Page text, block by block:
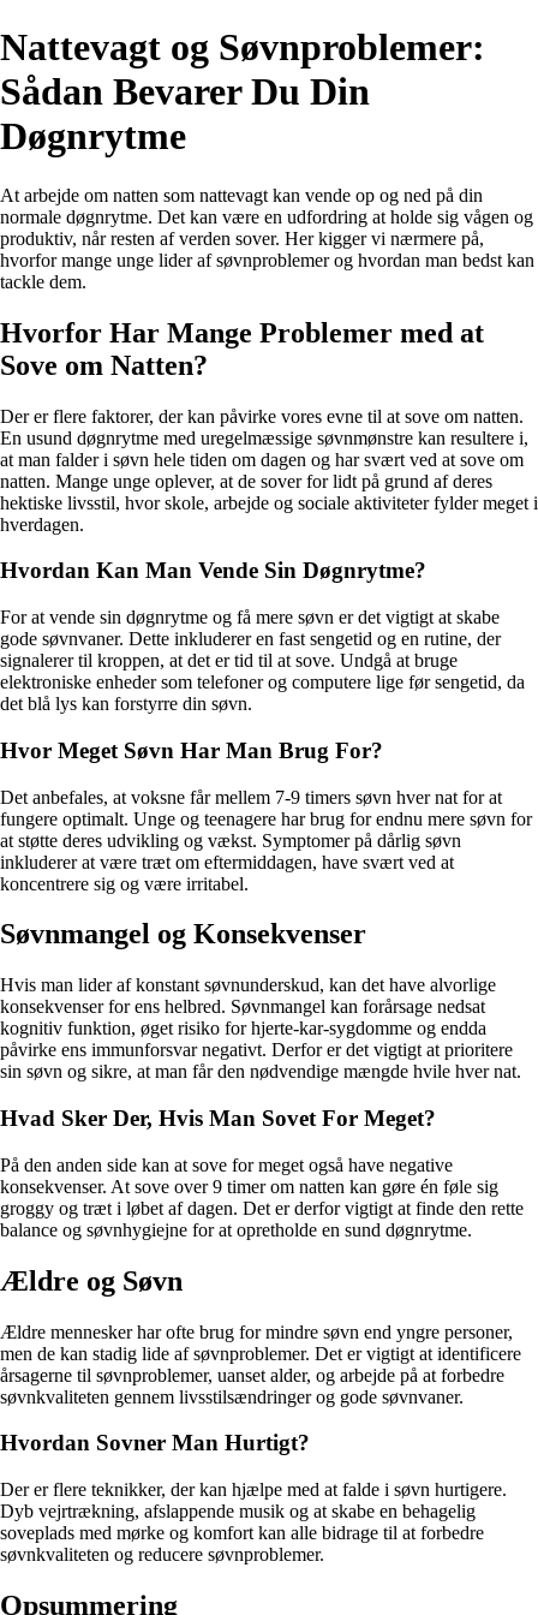
Nattevagt og Søvnproblemer:
Sådan Bevarer Du Din
Døgnrytme
At arbejde om natten som nattevagt kan vende op og ned på din
normale døgnrytme. Det kan være en udfordring at holde sig vågen og
produktiv, når resten af verden sover. Her kigger vi nærmere på,
hvorfor mange unge lider af søvnproblemer og hvordan man bedst kan
tackle dem.
Hvorfor Har Mange Problemer med at
Sove om Natten?
Der er flere faktorer, der kan påvirke vores evne til at sove om natten.
En usund døgnrytme med uregelmæssige søvnmønstre kan resultere i,
at man falder i søvn hele tiden om dagen og har svært ved at sove om
natten. Mange unge oplever, at de sover for lidt på grund af deres
hektiske livsstil, hvor skole, arbejde og sociale aktiviteter fylder meget i
hverdagen.
Hvordan Kan Man Vende Sin Døgnrytme?
For at vende sin døgnrytme og få mere søvn er det vigtigt at skabe
gode søvnvaner. Dette inkluderer en fast sengetid og en rutine, der
signalerer til kroppen, at det er tid til at sove. Undgå at bruge
elektroniske enheder som telefoner og computere lige før sengetid, da
det blå lys kan forstyrre din søvn.
Hvor Meget Søvn Har Man Brug For?
Det anbefales, at voksne får mellem 7-9 timers søvn hver nat for at
fungere optimalt. Unge og teenagere har brug for endnu mere søvn for
at støtte deres udvikling og vækst. Symptomer på dårlig søvn
inkluderer at være træt om eftermiddagen, have svært ved at
koncentrere sig og være irritabel.
Søvnmangel og Konsekvenser
Hvis man lider af konstant søvnunderskud, kan det have alvorlige
konsekvenser for ens helbred. Søvnmangel kan forårsage nedsat
kognitiv funktion, øget risiko for hjerte-kar-sygdomme og endda
påvirke ens immunforsvar negativt. Derfor er det vigtigt at prioritere
sin søvn og sikre, at man får den nødvendige mængde hvile hver nat.
Hvad Sker Der, Hvis Man Sovet For Meget?
På den anden side kan at sove for meget også have negative
konsekvenser. At sove over 9 timer om natten kan gøre én føle sig
groggy og træt i løbet af dagen. Det er derfor vigtigt at finde den rette
balance og søvnhygiejne for at opretholde en sund døgnrytme.
Ældre og Søvn
Ældre mennesker har ofte brug for mindre søvn end yngre personer,
men de kan stadig lide af søvnproblemer. Det er vigtigt at identificere
årsagerne til søvnproblemer, uanset alder, og arbejde på at forbedre
søvnkvaliteten gennem livsstilsændringer og gode søvnvaner.
Hvordan Sovner Man Hurtigt?
Der er flere teknikker, der kan hjælpe med at falde i søvn hurtigere.
Dyb vejrtrækning, afslappende musik og at skabe en behagelig
soveplads med mørke og komfort kan alle bidrage til at forbedre
søvnkvaliteten og reducere søvnproblemer.
Opsummering